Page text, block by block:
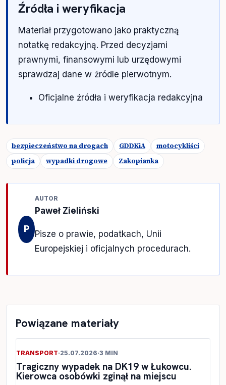
Źródła i weryfikacja
Materiał przygotowano jako praktyczną
notatkę redakcyjną. Przed decyzjami
prawnymi, finansowymi lub urzędowymi
sprawdzaj dane w źródle pierwotnym.
Oficjalne źródła i weryfikacja redakcyjna
bezpieczeństwo na drogach GDDKiA
motocykliści
policja
wypadki drogowe Zakopianka
P
AUTOR
Paweł Zieliński
Pisze o prawie, podatkach, Unii
Europejskiej i oficjalnych procedurach.
Powiązane materiały
TRANSPORT·25.07.2026·3 MIN
Tragiczny wypadek na DK19 w Łukowcu.
Kierowca osobówki zginął na miejscu